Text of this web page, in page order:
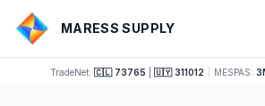
MARESS SUPPLY
TradeNet: 🇨🇱 73765 🇺🇾 311012 MESPAS: